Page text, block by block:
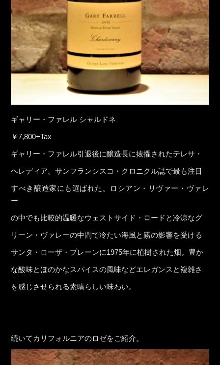
ギャリー・ファレル シャルドネ
￥7,800+Tax
ギャリー・ファレル引退後に醸造長に抜擢されたテレサ・
ヘレディア。サンフランシスコ・クロニクル誌で最も注目
すべき醸造家にも選ばれた。ロシアン・リヴァー・ヴァレ
ー
の中でも比較的温暖なウェストサイド・ロードと冷涼なグ
リーン・ヴァレーの中間で冷たい海風と霧の影響を受ける
サンタ・ローザ・プレーンに1975年に植樹された畑。豊か
な酸味とほのかなスパイスの風味などエレガンスと複雑さ
を感じさせられる素晴らしい味わい。
続いてカリフォルニアのロゼをご紹介。